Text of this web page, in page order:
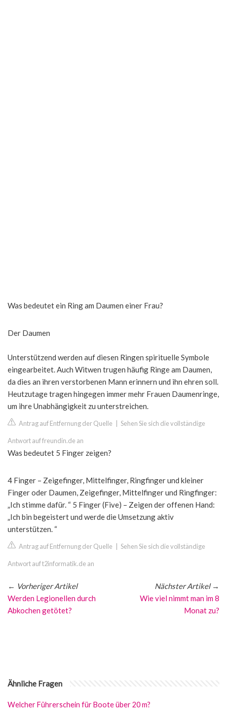
Was bedeutet ein Ring am Daumen einer Frau?
Der Daumen
Unterstützend werden auf diesen Ringen spirituelle Symbole
eingearbeitet. Auch Witwen trugen häufig Ringe am Daumen,
da dies an ihren verstorbenen Mann erinnern und ihn ehren soll.
Heutzutage tragen hingegen immer mehr Frauen Daumenringe,
um ihre Unabhängigkeit zu unterstreichen.
Antrag auf Entfernung der Quelle Sehen Sie sich die vollständige
Antwort auf freundin.de an
Was bedeutet 5 Finger zeigen?
4 Finger – Zeigefinger, Mittelfinger, Ringfinger und kleiner
Finger oder Daumen, Zeigefinger, Mittelfinger und Ringfinger:
„Ich stimme dafür. “ 5 Finger (Five) – Zeigen der offenen Hand:
„Ich bin begeistert und werde die Umsetzung aktiv
unterstützen. “
Antrag auf Entfernung der Quelle Sehen Sie sich die vollständige
Antwort auf t2informatik.de an
← Vorheriger Artikel
Werden Legionellen durch
Abkochen getötet?
Nächster Artikel→
Wie viel nimmt man im 8
Monat zu?
Ähnliche Fragen
Welcher Führerschein für Boote über 20 m?